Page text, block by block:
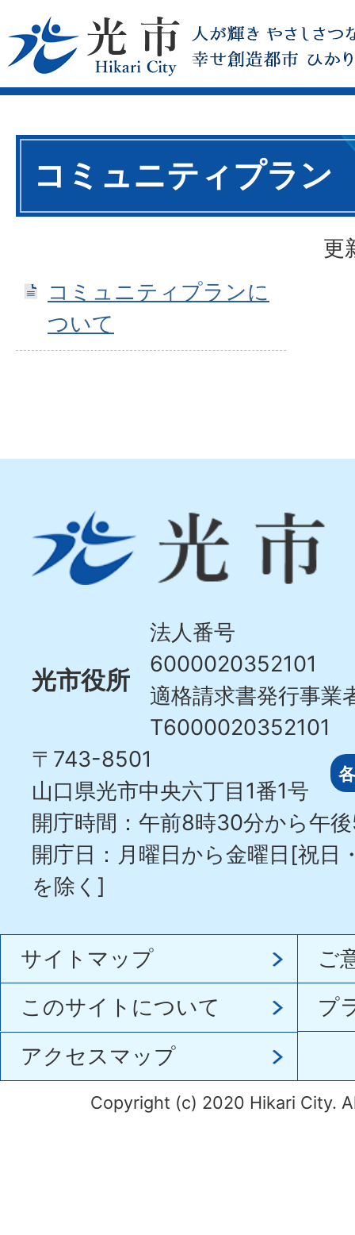
コミュニティプラン
更
コミュニティプランに
ついて
市
Hikari
光市役所
法人番号
6000020352101
適格請求書発行事業
T6000020352101
〒743-8501
山口県光市中央六丁目1番1号
開庁時間：午前8時30分から午
開庁日：月曜日から金曜日[祝日
を除く]
サイトマップ
ご
このサイトについて
プ
アクセスマップ
Copyright (c) 2020 Hikari City.